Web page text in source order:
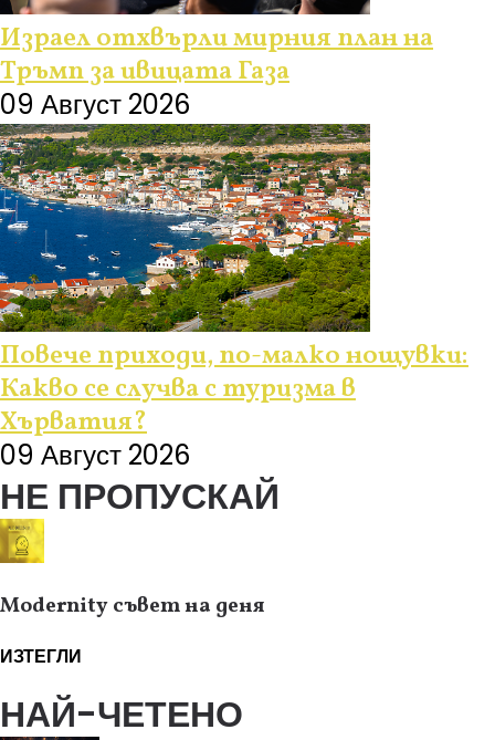
Израел отхвърли мирния план на
Тръмп за ивицата Газа
09 Август 2026
Повече приходи, по-малко нощувки:
Какво се случва с туризма в
Хърватия?
09 Август 2026
НЕ ПРОПУСКАЙ
Modernity съвет на деня
ИЗТЕГЛИ
НАЙ-ЧЕТЕНО